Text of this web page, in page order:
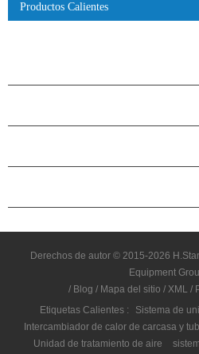
Productos Calientes
Derechos de autor © 2015-2026
Equipment
/ Blog / Mapa del sitio / XML /
Etiquetas Calientes :
Sistema de
Intercambiador de calor de carcasa y
Unidad de tratamiento de aire